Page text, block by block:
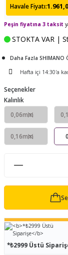
Havale Fiyatı:
Peşin fiyatına 3 taksit
STOKTA VAR |
Daha Fazla SHIMANO
Hafta içi 14:30'a
Seçenekler
Kalınlık
0,06mm
0,16mm
*₺2999 Üstü